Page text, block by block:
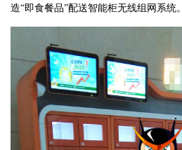
造“即食餐品”配送智能柜无线组网系统。